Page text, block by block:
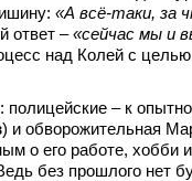
«А всё-таки, за
ответ –«сейчас мы и
над Колей с
полицейские – к
) и обворожительная
о его работе, хобби
без прошлого нет